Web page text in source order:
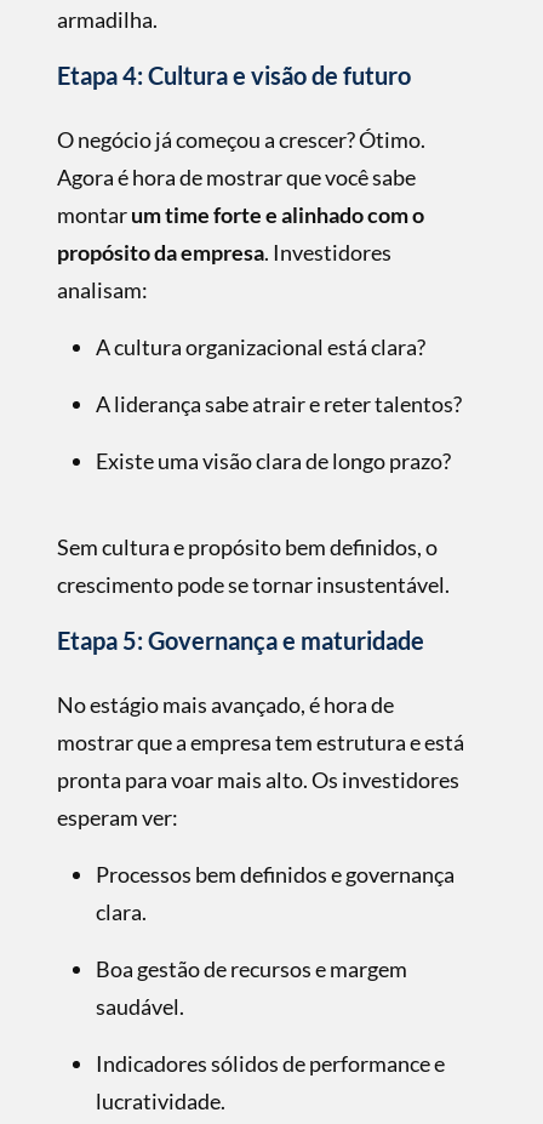
armadilha.
Etapa 4: Cultura e visão de futuro
O negócio já começou a crescer? Ótimo.
Agora é hora de mostrar que você sabe
montarum time forte e alinhado com o
propósito da empresa. Investidores
analisam:
A cultura organizacional está clara?
A liderança sabe atrair e reter talentos?
Existe uma visão clara de longo prazo?
Sem cultura e propósito bem deﬁnidos, o
crescimento pode se tornar insustentável.
Etapa 5: Governança e maturidade
No estágio mais avançado, é hora de
mostrar que a empresa tem estrutura e está
pronta para voar mais alto. Os investidores
esperam ver:
Processos bem deﬁnidos e governança
clara.
Boa gestão de recursos e margem
saudável.
Indicadores sólidos de performance e
lucratividade.